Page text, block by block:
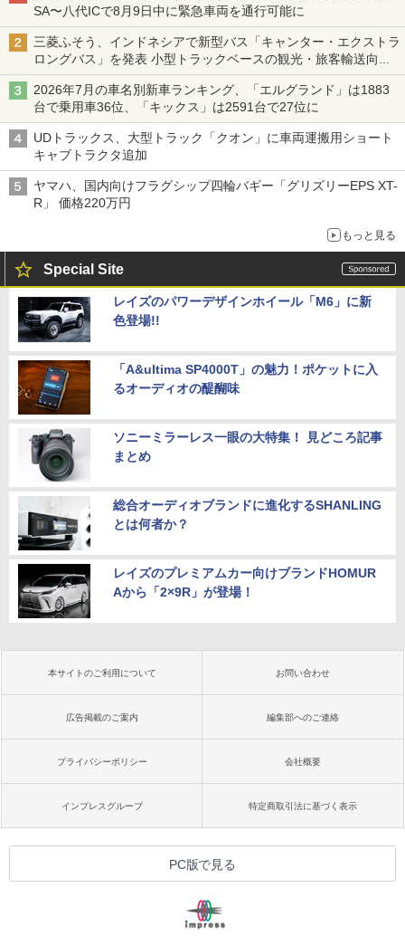
SA〜八代ICで8月9日中に緊急車両を通行可能に
三菱ふそう、インドネシアで新型バス「キャンター・エクストラ
ロングバス」を発表 小型トラックベースの観光・旅客輸送向け
バス
2026年7月の車名別新車ランキング、「エルグランド」は1883
台で乗用車36位、「キックス」は2591台で27位に
UDトラックス、大型トラック「クオン」に車両運搬用ショート
キャブトラクタ追加
ヤマハ、国内向けフラグシップ四輪バギー「グリズリーEPS XT-
R」 価格220万円
もっと見る
Special Site
レイズのパワーデザインホイール「M6」に新
色登場!!
「A&ultima SP4000T」の魅力！ポケットに入
るオーディオの醍醐味
ソニーミラーレス一眼の大特集！ 見どころ記事
まとめ
総合オーディオブランドに進化するSHANLING
とは何者か？
レイズのプレミアムカー向けブランドHOMUR
Aから「2×9R」が登場！
本サイトのご利用について お問い合わせ
広告掲載のご案内 編集部へのご連絡
プライバシーポリシー 会社概要
インプレスグループ 特定商取引法に基づく表示
PC版で見る